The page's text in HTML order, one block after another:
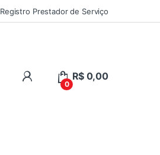
Registro Prestador de Serviço
0
R$0,00